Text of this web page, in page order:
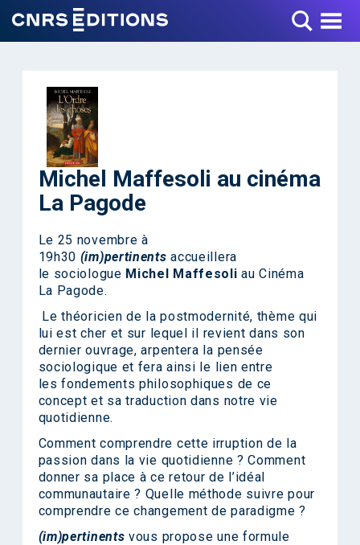
Toggle Menu
Michel Maffesoli au cinéma
La Pagode
Le 25 novembre à
19h30 (im)pertinents accueillera
le sociologue Michel Maffesoli au Cinéma
La Pagode.
Le théoricien de la postmodernité, thème qui
lui est cher et sur lequel il revient dans son
dernier ouvrage, arpentera la pensée
sociologique et fera ainsi le lien entre
les fondements philosophiques de ce
concept et sa traduction dans notre vie
quotidienne.
Comment comprendre cette irruption de la
passion dans la vie quotidienne ? Comment
donner sa place à ce retour de l’idéal
communautaire ? Quelle méthode suivre pour
comprendre ce changement de paradigme ?
(im)pertinents vous propose une formule